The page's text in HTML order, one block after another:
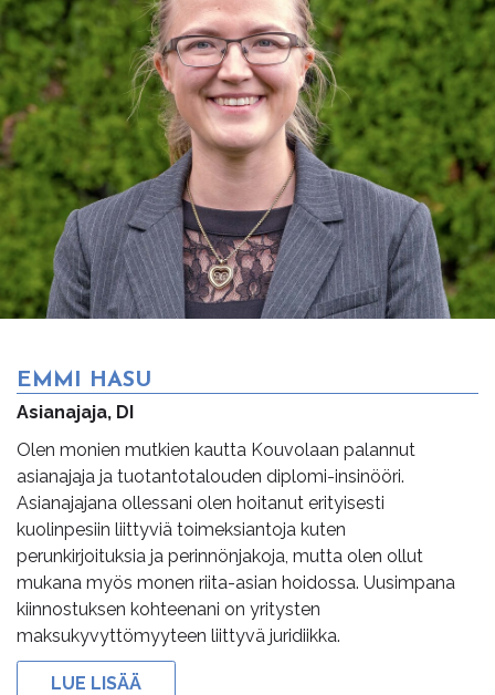
EMMI HASU
Asianajaja, DI
Olen monien mutkien kautta Kouvolaan palannut
asianajaja ja tuotantotalouden diplomi-insinööri.
Asianajajana ollessani olen hoitanut erityisesti
kuolinpesiin liittyviä toimeksiantoja kuten
perunkirjoituksia ja perinnönjakoja, mutta olen ollut
mukana myös monen riita-asian hoidossa. Uusimpana
kiinnostuksen kohteenani on yritysten
maksukyvyttömyyteen liittyvä juridiikka.
LUE LISÄÄ